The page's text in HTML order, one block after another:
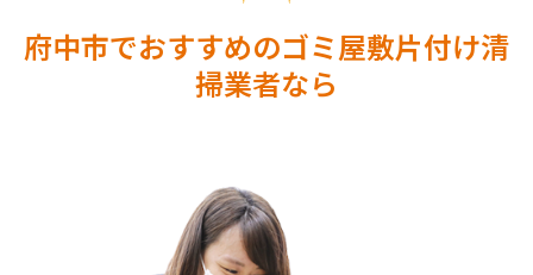
府中市でおすすめのゴミ屋敷片付け清
掃業者なら